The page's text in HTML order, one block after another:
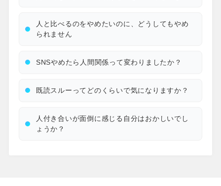
人と比べるのをやめたいのに、どうしてもやめ
られません
SNSやめたら人間関係って変わりましたか？
既読スルーってどのくらいで気になりますか？
人付き合いが面倒に感じる自分はおかしいでし
ょうか？